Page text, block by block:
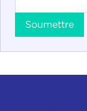
Soumettre